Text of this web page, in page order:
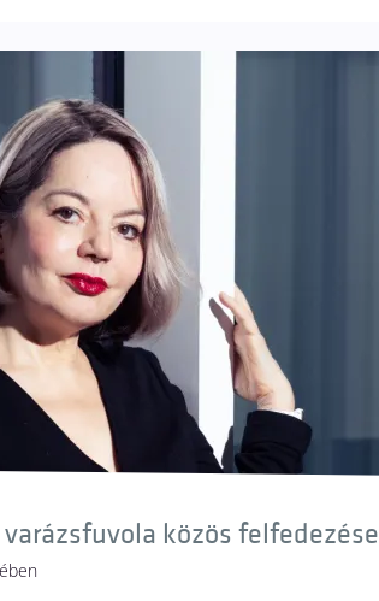
varázsfuvola közös felfedezése